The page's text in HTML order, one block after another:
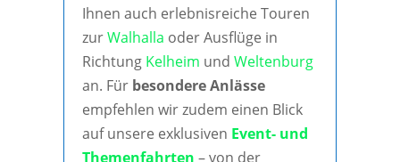
Ihnen auch erlebnisreiche Touren
zurWalhalla oder Ausflüge in
Richtung Kelheim und Weltenburg
an. Für besondere Anlässe
empfehlen wir zudem einen Blick
auf unsere exklusiven Event- und
Themenfahrten – von der